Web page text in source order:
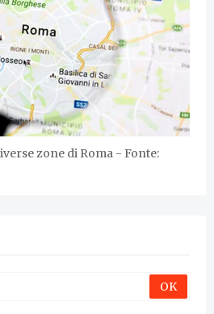
zone di Roma - Fonte: